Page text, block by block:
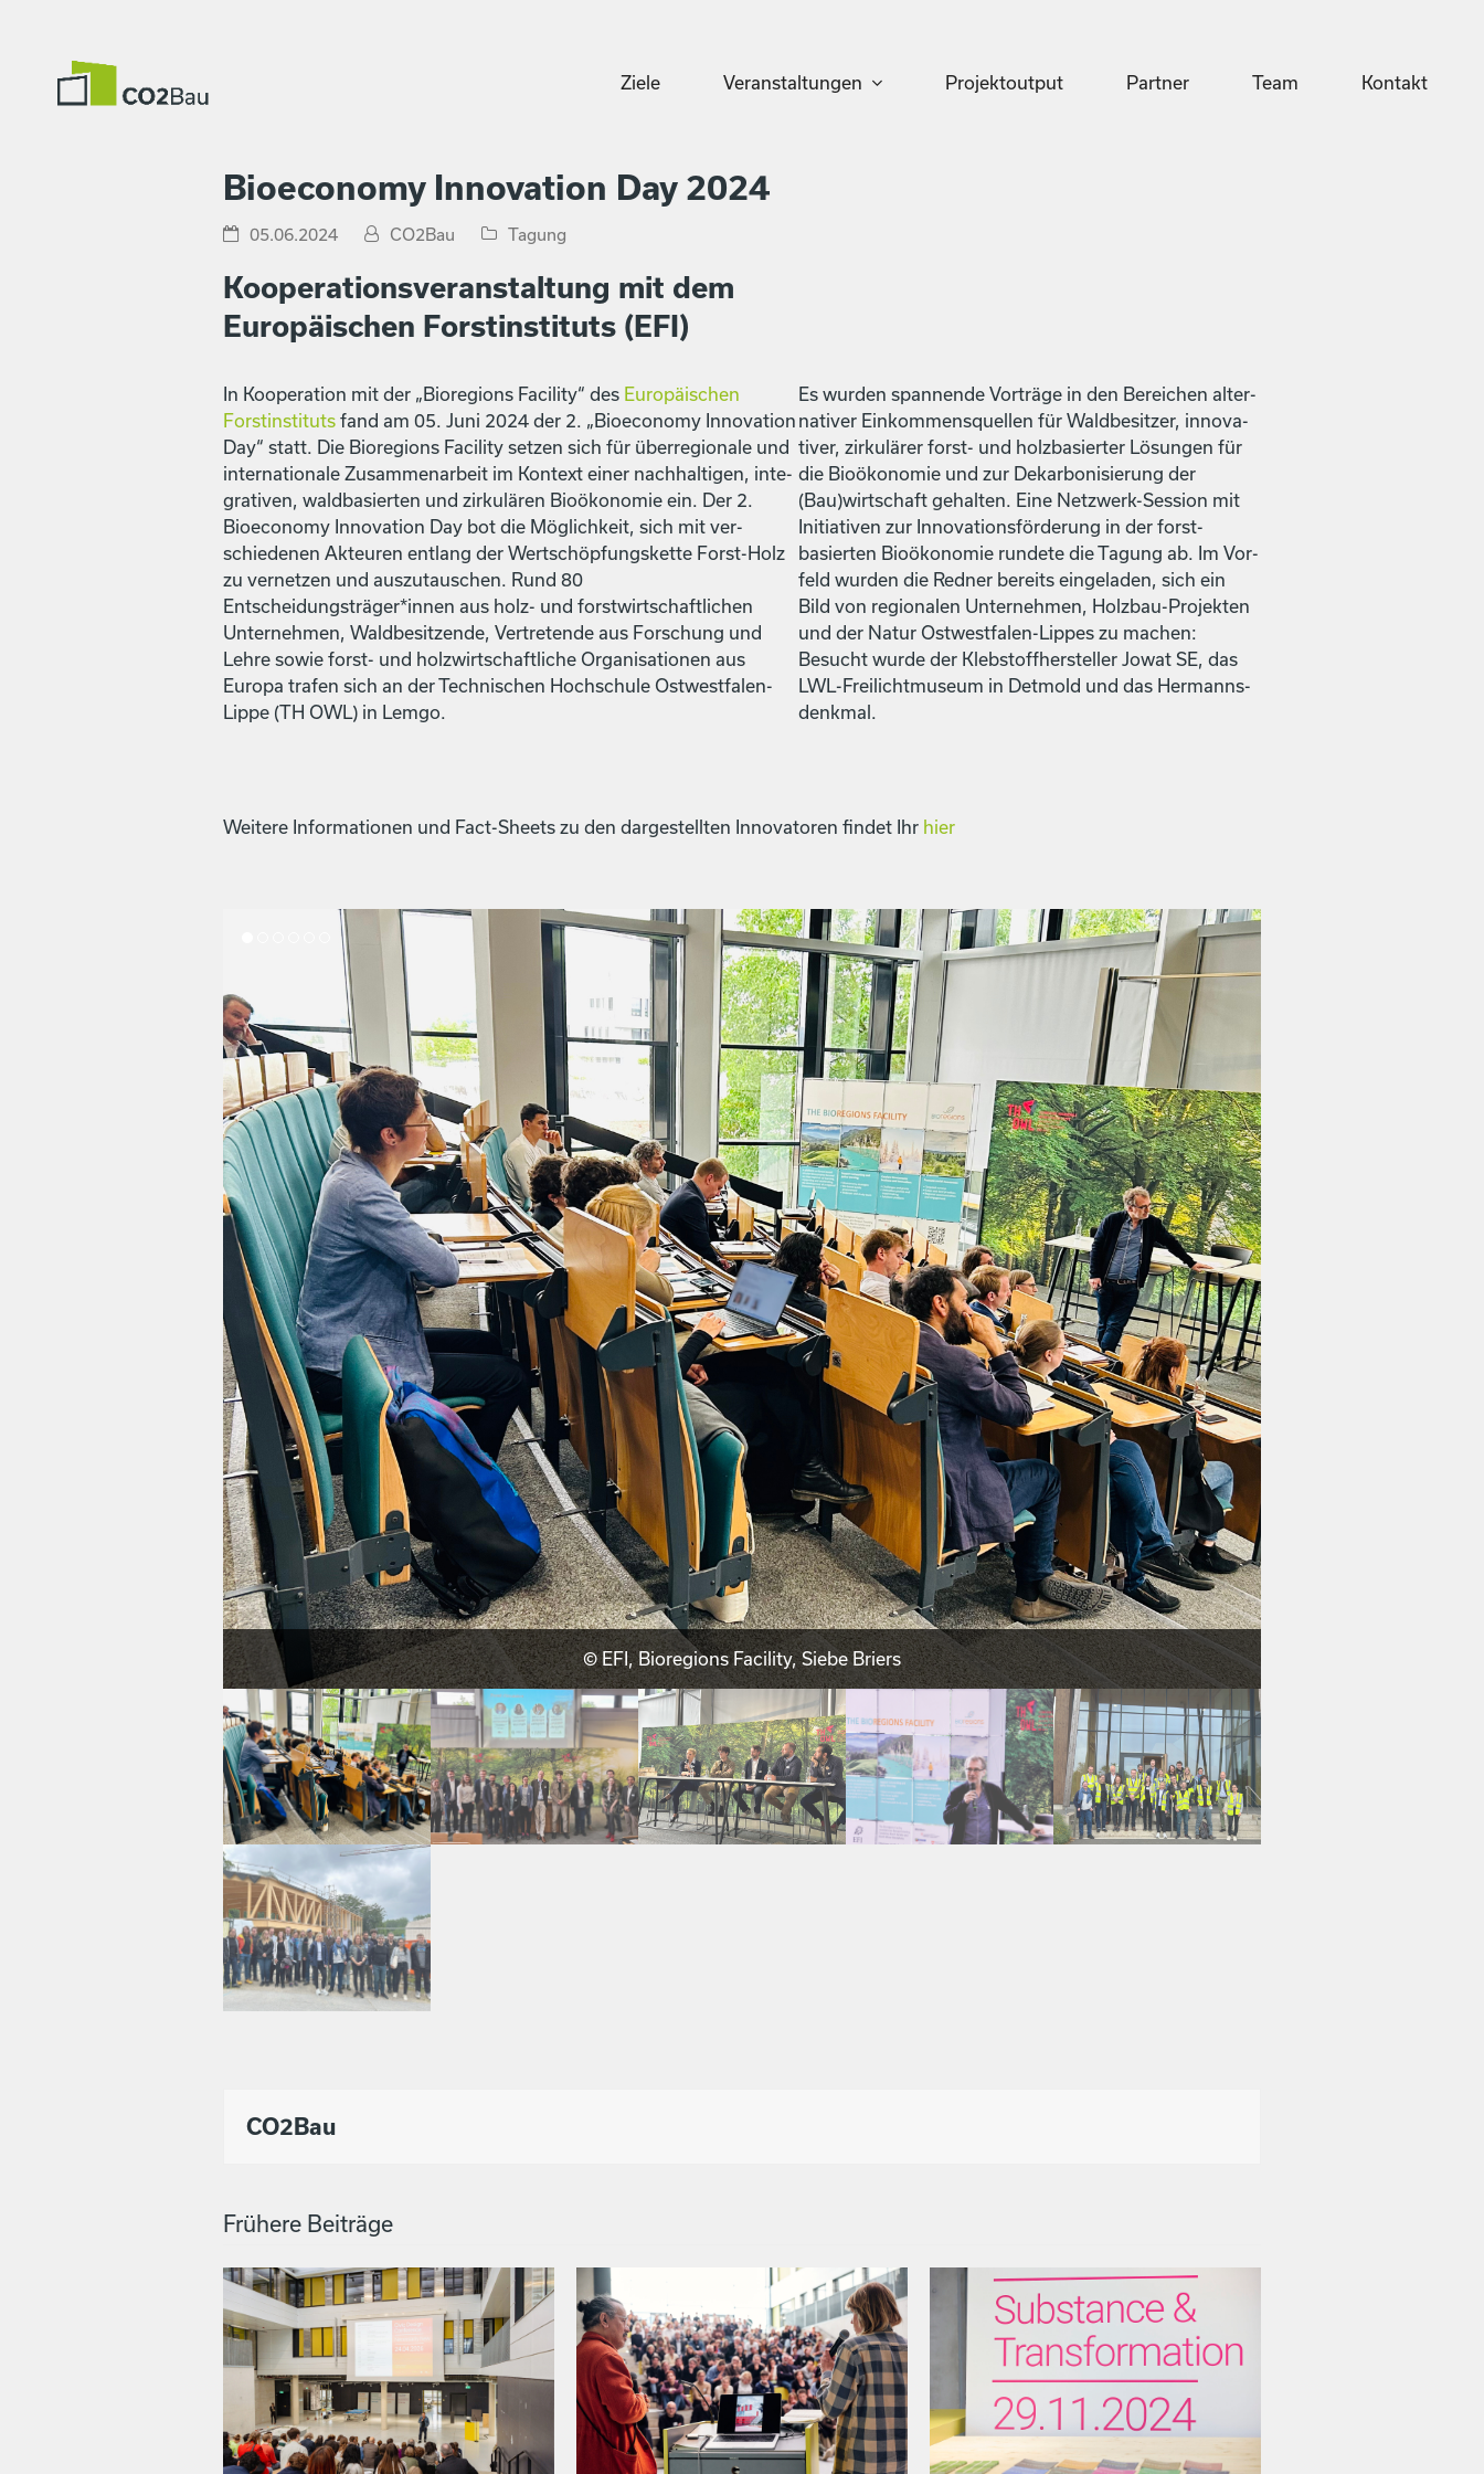
Ziele Veranstaltungen Projektoutput Partner Team Kontakt
Bioeconomy Innovation Day 2024
05.06.2024 CO2Bau Tagung
Koop­er­a­tionsver­anstal­tung mit dem
Europäis­chen Forstin­sti­tuts (EFI)
In Koop­er­a­tion mit der „Biore­gions Facil­i­ty“ des Europäis­chen
Forstin­sti­tutsfand am 05. Juni 2024 der 2. „Bioe­con­o­my Inno­va­tion
Day“ statt. Die Biore­gions Facil­i­ty set­zen sich für über­re­gionale und
inter­na­tionale Zusam­me­nar­beit im Kon­text ein­er nach­halti­gen, inte­
gra­tiv­en, wald­basierten und zirkulären Bioökonomie ein. Der 2.
Bioe­con­o­my Inno­va­tion Day bot die Möglichkeit, sich mit ver­
schiede­nen Akteuren ent­lang der Wertschöp­fungs­kette Forst-Holz
zu ver­net­zen und auszu­tauschen. Rund 80
Entscheidungsträger*innen aus holz- und forstwirtschaftlichen
Unternehmen, Waldbe­sitzende, Vertre­tende aus Forschung und
Lehre sowie forst- und holzwirtschaftliche Organ­i­sa­tio­nen aus
Europa trafen sich an der Tech­nis­chen Hochschule Ost­west­falen-
Lippe (TH OWL) in Lem­go.
Es wur­den span­nende Vorträge in den Bere­ichen alter­
na­tiv­er Einkom­men­squellen für Waldbe­sitzer, inno­v­a­
tiv­er, zirkulär­er forst- und holzbasiert­er Lösun­gen für
die Bioökonomie und zur Dekar­bon­isierung der
(Bau)wirtschaft gehal­ten. Eine Net­zw­erk-Ses­sion mit
Ini­tia­tiv­en zur Inno­va­tions­förderung in der forst­
basierten Bioökonomie run­dete die Tagung ab. Im Vor­
feld wur­den die Red­ner bere­its ein­ge­laden, sich ein
Bild von regionalen Unternehmen, Holzbau-Pro­jek­ten
und der Natur Ost­west­falen-Lippes zu machen:
Besucht wurde der Kleb­stoffher­steller Jowat SE, das
LWL-Freilicht­mu­se­um in Det­mold und das Her­manns­
denkmal.
Weit­ere Infor­ma­tio­nen und Fact-Sheets zu den dargestell­ten Inno­va­toren find­et Ihr hier
© EFI, Biore­gions Facil­i­ty, Siebe Briers
CO2Bau
Frühere Beiträge